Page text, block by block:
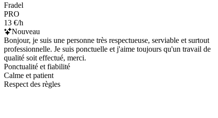
Fradel
PRO
13 €/h
Nouveau
Bonjour, je suis une personne très respectueuse, serviable et surtout
professionnelle. Je suis ponctuelle et j'aime toujours qu'un travail de
qualité soit effectué, merci.
Ponctualité et fiabilité
Calme et patient
Respect des règles